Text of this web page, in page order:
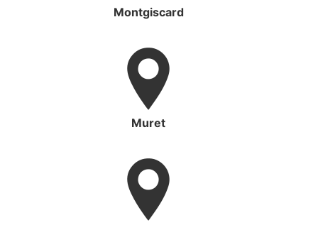
Montgiscard
Muret